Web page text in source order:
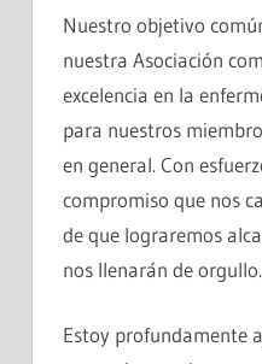
Nuestro objetivo
nuestra Asociación
excelencia en la
para nuestros
en general. Con
compromiso que nos
de que lograremos
nos llenarán de orgullo.
Estoy profundamente